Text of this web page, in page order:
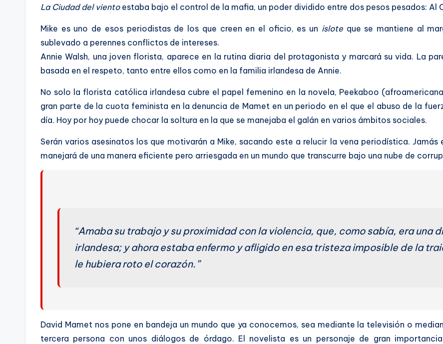
La Ciudad del vientoestaba bajo el control de la mafia, un poder dividido entre dos pesos pesados: Al
Mike es uno de esos periodistas de los que creen en el oficio, es un isloteque se mantiene al
sublevado a perennes conflictos de intereses.
Annie Walsh, una joven florista, aparece en la rutina diaria del protagonista y marcará su vida. La
basada en el respeto, tanto entre ellos como en la familia irlandesa de Annie.
No solo la florista católica irlandesa cubre el papel femenino en la novela, Peekaboo
gran parte de la cuota feminista en la denuncia de Mamet en un periodo en el que el abuso de la
día. Hoy por hoy puede chocar la soltura en la que se manejaba el galán en varios ámbitos sociales.
Serán varios asesinatos los que motivarán a Mike, sacando este a relucir la vena periodística.
manejará de una manera eficiente pero arriesgada en un mundo que transcurre bajo una nube de
“Amaba su trabajo y su proximidad con la violencia, que, como sabía, era una
irlandesa; y ahora estaba enfermo y afligido en esa tristeza imposible de la
le hubiera roto el corazón.”
David Mamet nos pone en bandeja un mundo que ya conocemos, sea mediante la televisión o
tercera persona con unos diálogos de órdago. El novelista es un personaje de gran